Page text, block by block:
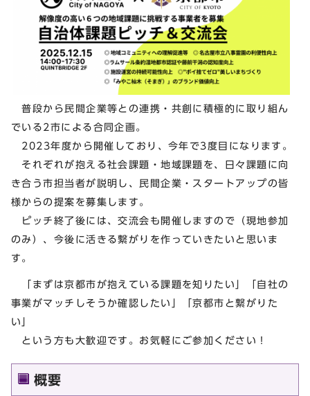
普段から民間企業等との連携・共創に積極的に取り組ん
でいる2市による合同企画。
2023年度から開催しており、今年で3度目になります。
それぞれが抱える社会課題・地域課題を、日々課題に向
き合う市担当者が説明し、民間企業・スタートアップの皆
様からの提案を募集します。
ピッチ終了後には、交流会も開催しますので（現地参加
のみ）、今後に活きる繋がりを作っていきたいと思いま
す。
「まずは京都市が抱えている課題を知りたい」「自社の
事業がマッチしそうか確認したい」「京都市と繋がりた
い」
という方も大歓迎です。お気軽にご参加ください！
概要